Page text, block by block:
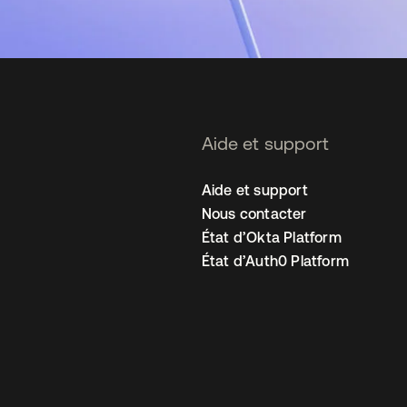
Aide et support
Aide et support
Nous contacter
État d’Okta Platform
État d’Auth0 Platform